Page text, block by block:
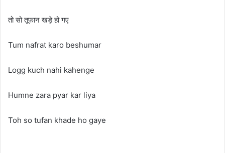
तो सो तूफान खड़े हो गए
Tum nafrat karo beshumar
Logg kuch nahi kahenge
Humne zara pyar kar liya
Toh so tufan khade ho gaye